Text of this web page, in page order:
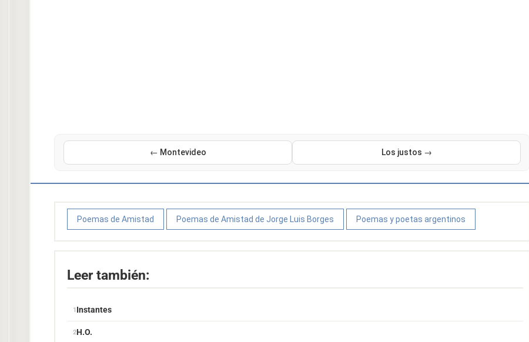
← Montevideo Los justos →
Poemas de Amistad Poemas de Amistad de Jorge Luis Borges Poemas y poetas argentinos
Leer también:
Instantes
H.O.